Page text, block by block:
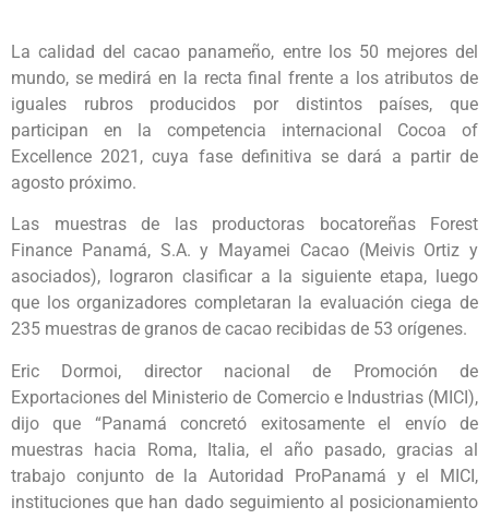
La calidad del cacao panameño, entre los 50 mejores del
mundo, se medirá en la recta final frente a los atributos de
iguales rubros producidos por distintos países, que
participan en la competencia internacional Cocoa of
Excellence 2021, cuya fase definitiva se dará a partir de
agosto próximo.
Las muestras de las productoras bocatoreñas Forest
Finance Panamá, S.A. y Mayamei Cacao (Meivis Ortiz y
asociados), lograron clasificar a la siguiente etapa, luego
que los organizadores completaran la evaluación ciega de
235 muestras de granos de cacao recibidas de 53 orígenes.
Eric Dormoi, director nacional de Promoción de
Exportaciones del Ministerio de Comercio e Industrias (MICI),
dijo que “Panamá concretó exitosamente el envío de
muestras hacia Roma, Italia, el año pasado, gracias al
trabajo conjunto de la Autoridad ProPanamá y el MICI,
instituciones que han dado seguimiento al posicionamiento